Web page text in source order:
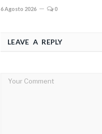
6 Agosto 2026 0
LEAVE A REPLY